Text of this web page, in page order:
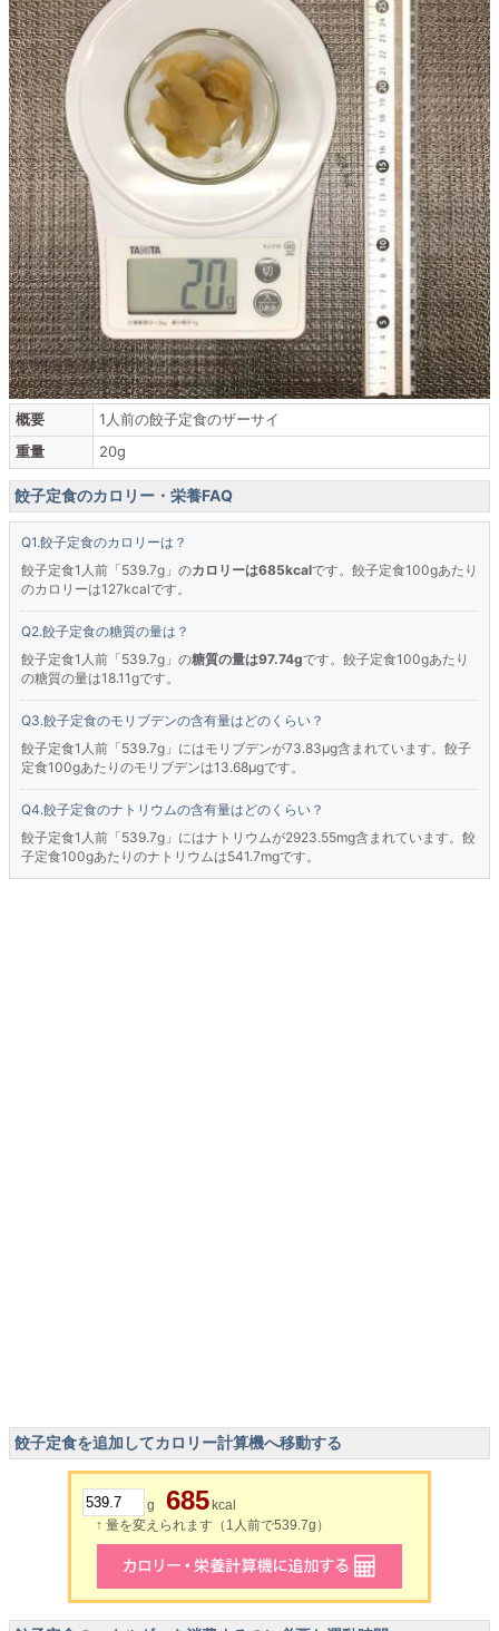
概要
1人前の餃子定食のザーサイ
重量
20g
餃子定食のカロリー・栄養FAQ
餃子定食のカロリーは？
餃子定食1人前「539.7g」のカロリーは685kcalです。餃子定食100gあたり
のカロリーは127kcalです。
餃子定食の糖質の量は？
餃子定食1人前「539.7g」の糖質の量は97.74gです。餃子定食100gあたり
の糖質の量は18.11gです。
餃子定食のモリブデンの含有量はどのくらい？
餃子定食1人前「539.7g」にはモリブデンが73.83μg含まれています。餃子
定食100gあたりのモリブデンは13.68μgです。
餃子定食のナトリウムの含有量はどのくらい？
餃子定食1人前「539.7g」にはナトリウムが2923.55mg含まれています。餃
子定食100gあたりのナトリウムは541.7mgです。
餃子定食を追加してカロリー計算機へ移動する
g 685 kcal
↑ 量を変えられます（1人前で539.7g）